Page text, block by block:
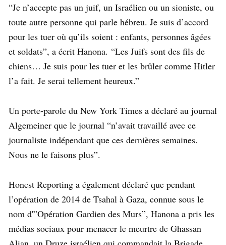
“Je n’accepte pas un juif, un Israélien ou un sioniste, ou
toute autre personne qui parle hébreu. Je suis d’accord
pour les tuer où qu’ils soient : enfants, personnes âgées
et soldats”, a écrit Hanona. “Les Juifs sont des fils de
chiens… Je suis pour les tuer et les brûler comme Hitler
l’a fait. Je serai tellement heureux.”
Un porte-parole du New York Times a déclaré au journal
Algemeiner que le journal “n’avait travaillé avec ce
journaliste indépendant que ces dernières semaines.
Nous ne le faisons plus”.
Honest Reporting a également déclaré que pendant
l’opération de 2014 de Tsahal à Gaza, connue sous le
nom d'”Opération Gardien des Murs”, Hanona a pris les
médias sociaux pour menacer le meurtre de Ghassan